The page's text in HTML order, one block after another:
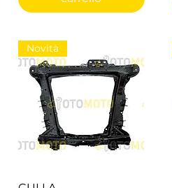
Vista rapida
Novità